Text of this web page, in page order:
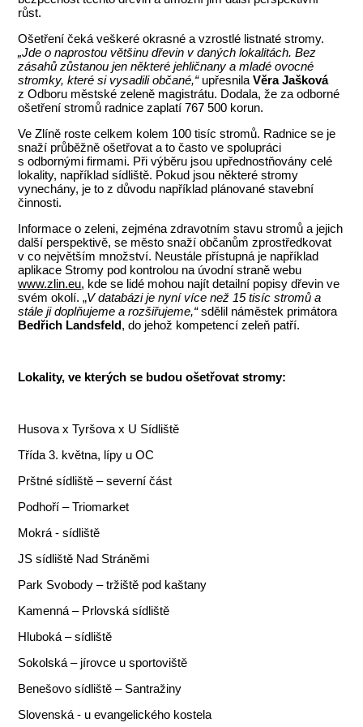
růst.
Ošetření čeká veškeré okrasné a vzrostlé listnaté stromy.
„Jde o naprostou většinu dřevin v daných lokalitách. Bez
zásahů zůstanou jen některé jehličnany a mladé ovocné
stromky, které si vysadili občané,“ upřesnilaVěra Jašková
z Odboru městské zeleně magistrátu. Dodala, že za odborné
ošetření stromů radnice zaplatí 767 500 korun.
Ve Zlíně roste celkem kolem 100 tisíc stromů. Radnice se je
snaží průběžně ošetřovat a to často ve spolupráci
s odbornými firmami. Při výběru jsou upřednostňovány celé
lokality, například sídliště. Pokud jsou některé stromy
vynechány, je to z důvodu například plánované stavební
činnosti.
Informace o zeleni, zejména zdravotním stavu stromů a jejich
další perspektivě, se město snaží občanům zprostředkovat
v co největším množství. Neustále přístupná je například
aplikace Stromy pod kontrolou na úvodní straně webu
www.zlin.eu, kde se lidé mohou najít detailní popisy dřevin ve
svém okolí. „V databázi je nyní více než 15 tisíc stromů a
stále ji doplňujeme a rozšiřujeme,“sdělil náměstek primátora
Bedřich Landsfeld, do jehož kompetencí zeleň patří.
Lokality, ve kterých se budou ošetřovat stromy:
Husova x Tyršova x U Sídliště
Třída 3. května, lípy u OC
Prštné sídliště – severní část
Podhoří – Triomarket
Mokrá - sídliště
JS sídliště Nad Stráněmi
Park Svobody – tržiště pod kaštany
Kamenná – Prlovská sídliště
Hluboká – sídliště
Sokolská – jírovce u sportoviště
Benešovo sídliště – Santražiny
Slovenská - u evangelického kostela